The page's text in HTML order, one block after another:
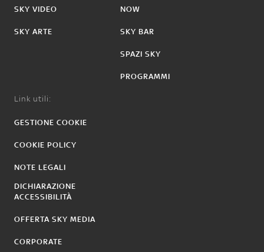
SKY VIDEO
SKY ARTE
NOW
SKY BAR
SPAZI SKY
PROGRAMMI
Link utili:
GESTIONE COOKIE
COOKIE POLICY
NOTE LEGALI
DICHIARAZIONE
ACCESSIBILITÀ
OFFERTA SKY MEDIA
CORPORATE